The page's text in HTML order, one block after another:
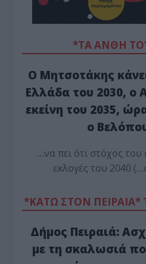
*ΤΑ ΆΝΘΗ
Ο Μητσοτάκης
Ελλάδα του 2030, ο
εκείνη του 2035,
ο
…να πει ότι στόχος του
εκλογές του 2040
*ΚΑΤΩ ΣΤΟΝ
Δήμος Πειραιά:
με τη σκαλωσιά